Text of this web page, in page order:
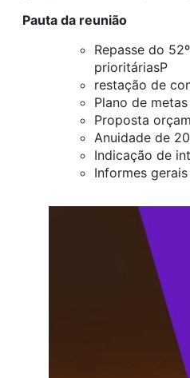
Pauta da reunião
Repasse do
prioritáriasP
restação de
Plano de
Proposta
Anuidade de
Indicação de
Informes gerais